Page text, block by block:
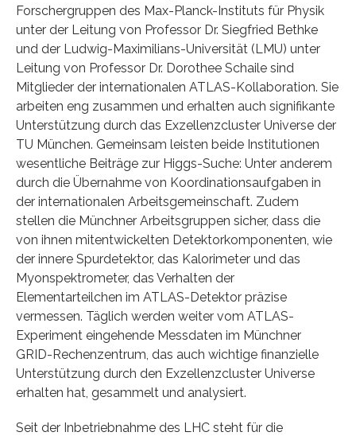
Forschergruppen des Max-Planck-Instituts für Physik
unter der Leitung von Professor Dr. Siegfried Bethke
und der Ludwig-Maximilians-Universität (LMU) unter
Leitung von Professor Dr. Dorothee Schaile sind
Mitglieder der internationalen ATLAS-Kollaboration. Sie
arbeiten eng zusammen und erhalten auch signifikante
Unterstützung durch das Exzellenzcluster Universe der
TU München. Gemeinsam leisten beide Institutionen
wesentliche Beiträge zur Higgs-Suche: Unter anderem
durch die Übernahme von Koordinationsaufgaben in
der internationalen Arbeitsgemeinschaft. Zudem
stellen die Münchner Arbeitsgruppen sicher, dass die
von ihnen mitentwickelten Detektorkomponenten, wie
der innere Spurdetektor, das Kalorimeter und das
Myonspektrometer, das Verhalten der
Elementarteilchen im ATLAS-Detektor präzise
vermessen. Täglich werden weiter vom ATLAS-
Experiment eingehende Messdaten im Münchner
GRID-Rechenzentrum, das auch wichtige finanzielle
Unterstützung durch den Exzellenzcluster Universe
erhalten hat, gesammelt und analysiert.
Seit der Inbetriebnahme des LHC steht für die